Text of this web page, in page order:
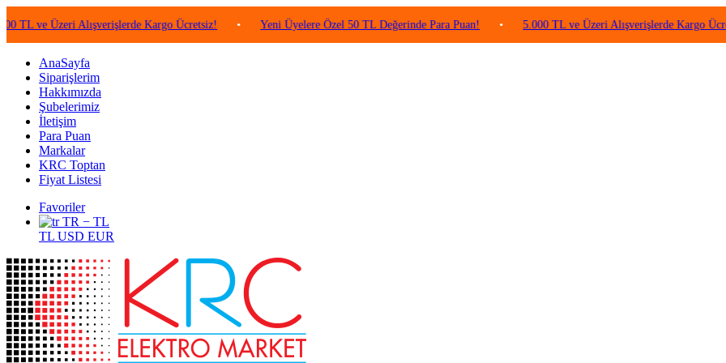
Üzeri Alışverişlerde Kargo Ücretsiz! • Yeni Üyelere Özel 50 TL Değerinde Para Puan! • 5.000 TL ve Üzeri Alışverişlerde Kargo Ücretsiz!
AnaSayfa
Siparişlerim
Hakkımızda
Şubelerimiz
İletişim
Para Puan
Markalar
KRC Toptan
Fiyat Listesi
Favoriler
TR − TL
TL USD EUR